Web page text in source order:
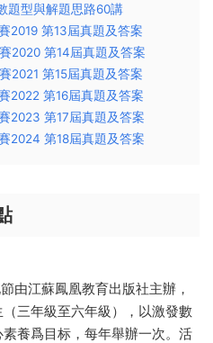
題型與解題思路60講
2019 第13屆真題及答案
2020 第14屆真題及答案
2021 第15屆真題及答案
2022 第16屆真題及答案
2023 第17屆真題及答案
2024 第18屆真題及答案
由江蘇鳳凰教育出版社主辦，
三年級至六年級），以激發數
養爲目标，每年舉辦一次。活